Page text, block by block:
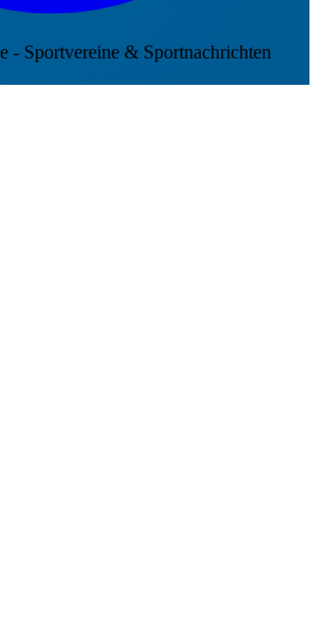
Sportvereine & Sportnachrichten